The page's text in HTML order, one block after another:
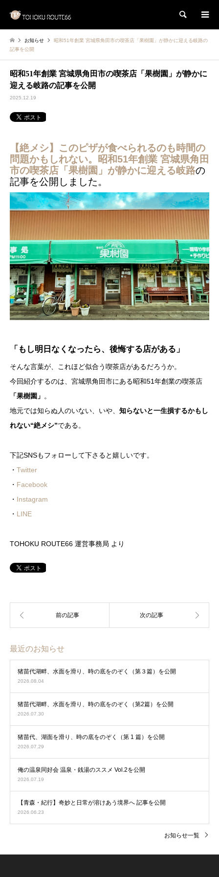
検索
お知らせ
昭和51年創業 宮城県角田市の喫茶店「果樹園」が静かに迎える岐路の
記事を公開
昭和51年創業 宮城県角田市の喫茶店「果樹園」が静かに
迎える岐路の記事を公開
2025.12.19
【絶メシ】このピザが食べられるのも時間の
問題かもしれない。昭和51年創業 宮城県角田
市の喫茶店「果樹園」が静かに迎える岐路の
記事を公開しました。
「もし明日なくなったら、後悔する店がある」
そんな言葉が、これほど似合う喫茶店があるだろうか。
今回紹介するのは、宮城県角田市にある昭和51年創業の喫茶店
「果樹園」 。
地元では知らぬ人のいない、いや、 知らないと一生損するかもし
れない“絶メシ”である。
下記SNSもフォローして下さると嬉しいです。
・ Twitter
・ Facebook
・ Instagram
・ LINE
TOHOKU ROUTE66 運営事務局 より
最近のお知らせ
猪苗代湖畔、水面を滑り、時の底をのぞく（第３篇）を公開
2026.08.04
猪苗代湖畔、水面を滑り、時の底をのぞく（第2篇）を公開
2026.07.30
猪苗代、湖面を滑り、時の底をのぞく（第 1 篇）を公開
2026.07.29
俺の温泉同好会 温泉・銭湯のススメ Vol.2を公開
2026.07.19
【青森・紀行】奇妙と日常が溶けあう境界へ 記事を公開
2026.06.23
お知らせ一覧